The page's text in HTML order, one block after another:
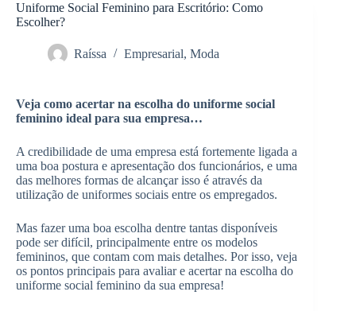
Uniforme Social Feminino para Escritório: Como
Escolher?
Raíssa Empresarial, Moda
Veja como acertar na escolha do uniforme social
feminino ideal para sua empresa…
A credibilidade de uma empresa está fortemente ligada a
uma boa postura e apresentação dos funcionários, e uma
das melhores formas de alcançar isso é através da
utilização de uniformes sociais entre os empregados.
Mas fazer uma boa escolha dentre tantas disponíveis
pode ser difícil, principalmente entre os modelos
femininos, que contam com mais detalhes. Por isso, veja
os pontos principais para avaliar e acertar na escolha do
uniforme social feminino da sua empresa!